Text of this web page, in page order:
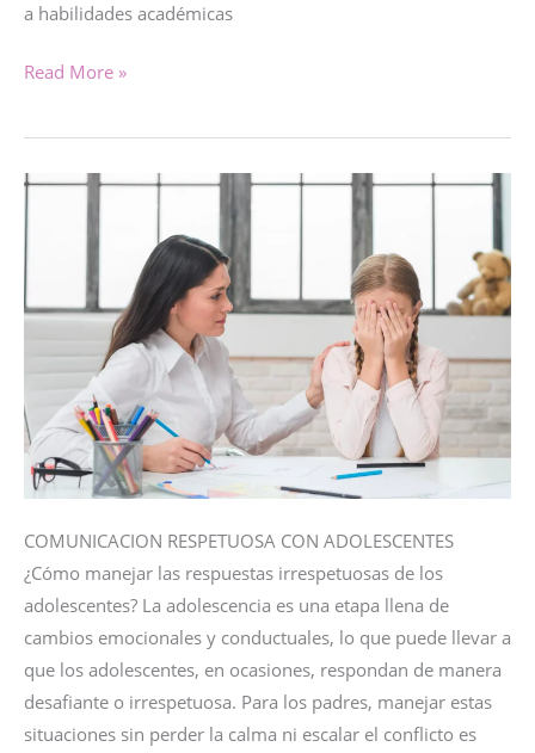
a habilidades académicas
HIJOS
INDEPENDIENTES
Y
SEGUROS
Read More »
COMUNICACION RESPETUOSA CON ADOLESCENTES
¿Cómo manejar las respuestas irrespetuosas de los
adolescentes? La adolescencia es una etapa llena de
cambios emocionales y conductuales, lo que puede llevar a
que los adolescentes, en ocasiones, respondan de manera
desafiante o irrespetuosa. Para los padres, manejar estas
situaciones sin perder la calma ni escalar el conflicto es